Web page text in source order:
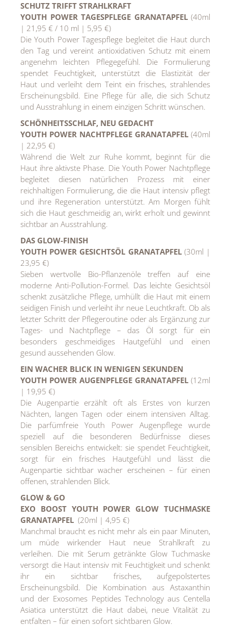
SCHUTZ TRIFFT STRAHLKRAFT
YOUTH POWER TAGESPFLEGE GRANATAPFEL (40ml
| 21,95 € / 10 ml | 5,95 €)
Die Youth Power Tagespflege begleitet die Haut durch
den Tag und vereint antioxidativen Schutz mit einem
angenehm leichten Pflegegefühl. Die Formulierung
spendet Feuchtigkeit, unterstützt die Elastizität der
Haut und verleiht dem Teint ein frisches, strahlendes
Erscheinungsbild. Eine Pflege für alle, die sich Schutz
und Ausstrahlung in einem einzigen Schritt wünschen.
SCHÖNHEITSSCHLAF, NEU GEDACHT
YOUTH POWER NACHTPFLEGE GRANATAPFEL (40ml
| 22,95 €)
Während die Welt zur Ruhe kommt, beginnt für die
Haut ihre aktivste Phase. Die Youth Power Nachtpflege
begleitet diesen natürlichen Prozess mit einer
reichhaltigen Formulierung, die die Haut intensiv pflegt
und ihre Regeneration unterstützt. Am Morgen fühlt
sich die Haut geschmeidig an, wirkt erholt und gewinnt
sichtbar an Ausstrahlung.
DAS GLOW-FINISH
YOUTH POWER GESICHTSÖL GRANATAPFEL (30ml |
23,95 €)
Sieben wertvolle Bio-Pflanzenöle treffen auf eine
moderne Anti-Pollution-Formel. Das leichte Gesichtsöl
schenkt zusätzliche Pflege, umhüllt die Haut mit einem
seidigen Finish und verleiht ihr neue Leuchtkraft. Ob als
letzter Schritt der Pflegeroutine oder als Ergänzung zur
Tages- und Nachtpflege – das Öl sorgt für ein
besonders geschmeidiges Hautgefühl und einen
gesund aussehenden Glow.
EIN WACHER BLICK IN WENIGEN SEKUNDEN
YOUTH POWER AUGENPFLEGE GRANATAPFEL (12ml
| 19,95 €)
Die Augenpartie erzählt oft als Erstes von kurzen
Nächten, langen Tagen oder einem intensiven Alltag.
Die parfümfreie Youth Power Augenpflege wurde
speziell auf die besonderen Bedürfnisse dieses
sensiblen Bereichs entwickelt: sie spendet Feuchtigkeit,
sorgt für ein frisches Hautgefühl und lässt die
Augenpartie sichtbar wacher erscheinen – für einen
offenen, strahlenden Blick.
GLOW & GO
EXO BOOST YOUTH POWER GLOW TUCHMASKE
GRANATAPFEL (20ml | 4,95 €)
Manchmal braucht es nicht mehr als ein paar Minuten,
um müde wirkender Haut neue Strahlkraft zu
verleihen. Die mit Serum getränkte Glow Tuchmaske
versorgt die Haut intensiv mit Feuchtigkeit und schenkt
ihr ein sichtbar frisches, aufgepolstertes
Erscheinungsbild. Die Kombination aus Astaxanthin
und der Exosomes Peptides Technology aus Centella
Asiatica unterstützt die Haut dabei, neue Vitalität zu
entfalten – für einen sofort sichtbaren Glow.